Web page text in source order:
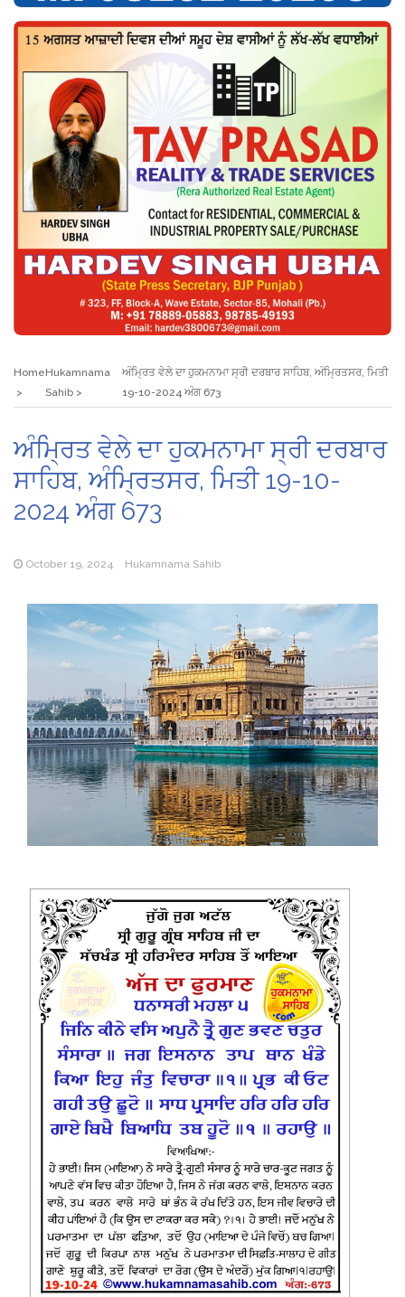
HomeHukamnama
Sahib
ਅੰਮ੍ਰਿਤ ਵੇਲੇ ਦਾ ਹੁਕਮਨਾਮਾ ਸ੍ਰੀ ਦਰਬਾਰ ਸਾਹਿਬ, ਅੰਮ੍ਰਿਤਸਰ, ਮਿਤੀ
19-10-2024 ਅੰਗ 673
ਅੰਮ੍ਰਿਤ ਵੇਲੇ ਦਾ ਹੁਕਮਨਾਮਾ ਸ੍ਰੀ ਦਰਬਾਰ
ਸਾਹਿਬ, ਅੰਮ੍ਰਿਤਸਰ, ਮਿਤੀ 19-10-
2024 ਅੰਗ 673
October 19, 2024 Hukamnama Sahib